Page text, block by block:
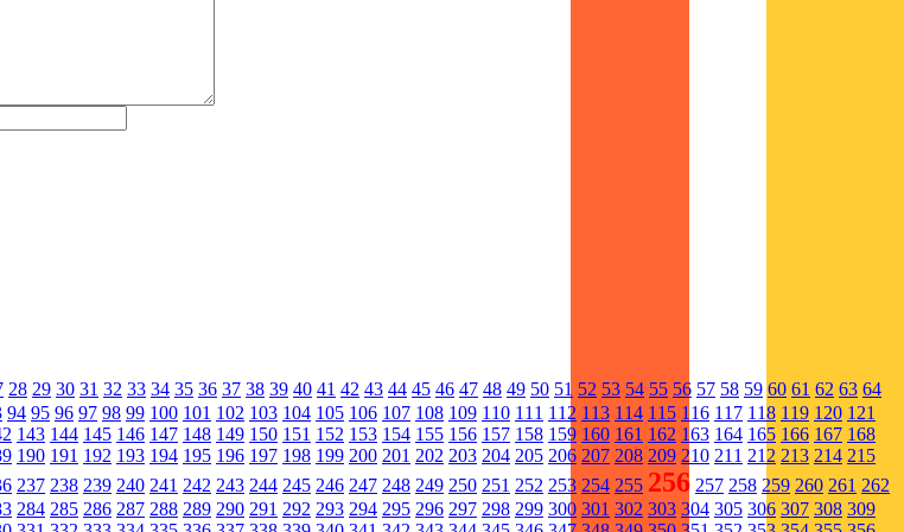
28 29 30 31 32 33 34 35 36 37 38 39 40 41 42 43 44 45 46 47 48 49 50 51 52 53 54 55 56 57 58 59 60 61 62 63 64
94 95 96 97 98 99 100 101 102 103 104 105 106 107 108 109 110 111 112 113 114 115 116 117 118 119 120 121
143 144 145 146 147 148 149 150 151 152 153 154 155 156 157 158 159 160 161 162 163 164 165 166 167 168
190 191 192 193 194 195 196 197 198 199 200 201 202 203 204 205 206 207 208 209 210 211 212 213 214 215
237 238 239 240 241 242 243 244 245 246 247 248 249 250 251 252 253 254 255 256 257 258 259 260 261 262
284 285 286 287 288 289 290 291 292 293 294 295 296 297 298 299 300 301 302 303 304 305 306 307 308 309